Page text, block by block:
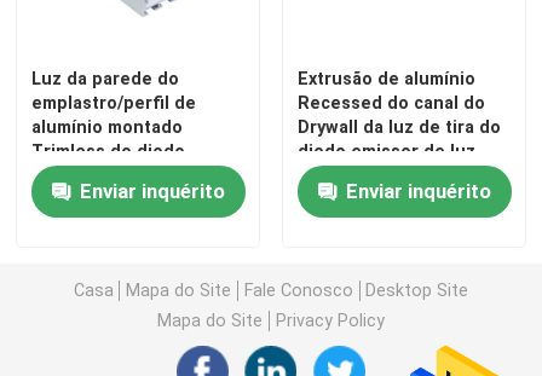
Luz da parede do
emplastro/perfil de
alumínio montado
Trimless do diodo
emissor de luz do
Drywall da luz de tira
Enviar inquérito
Extrusão de alumínio
Recessed do canal do
Drywall da luz de tira do
diodo emissor de luz
para a gipsita do
emplastroEnviar inquérito
Casa Mapa do Site Fale Conosco
Desktop Site
Mapa do Site
Privacy Policy